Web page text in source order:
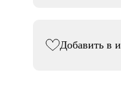
Добавить в